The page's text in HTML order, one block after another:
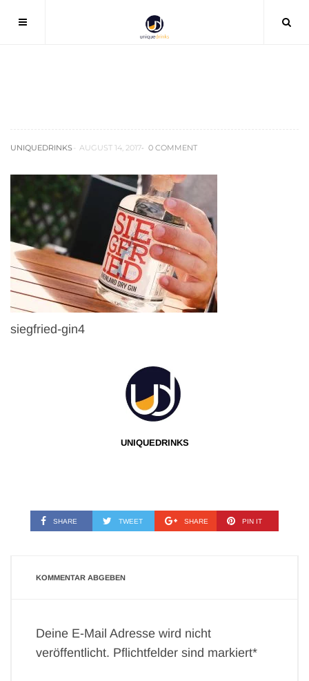
UNIQUEDRINKS AUGUST 14, 2017 0 COMMENT
siegfried-gin4
UNIQUEDRINKS
SHARE TWEET SHARE PIN IT
KOMMENTAR ABGEBEN
Deine E-Mail Adresse wird nicht
veröffentlicht. Pflichtfelder sind markiert*